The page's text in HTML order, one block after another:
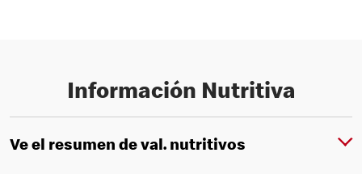
Información Nutritiva
Ve el resumen de val. nutritivos